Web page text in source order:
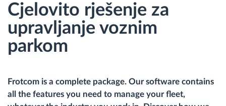
Cjelovito rješenje za
upravljanje voznim
parkom
Frotcom is a complete package. Our software contains
all the features you need to manage your fleet,